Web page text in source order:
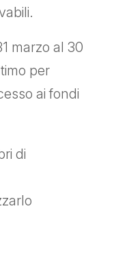
marzo al 30
per
ai fondi
di